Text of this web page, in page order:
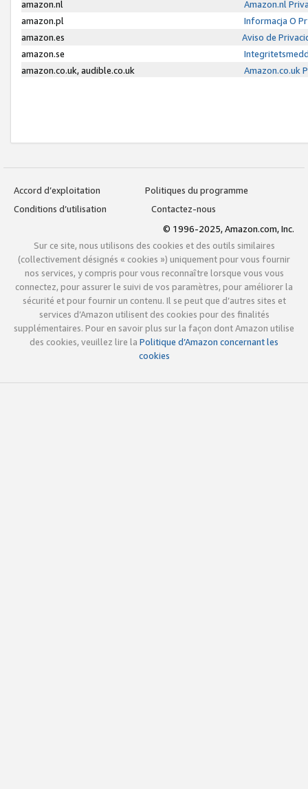
amazon.nl
Amazon.nl
amazon.pl
Informacja O
amazon.es
Aviso de
amazon.se
amazon.co.uk, audible.co.uk
Amazon.co.uk
Accord d’exploitation
Politiques du programme
Conditions d’utilisation
Contactez-nous
© 1996-2025, Amazon.com, Inc.
Sur ce site, nous utilisons des cookies et des outils similaires
(collectivement désignés « cookies ») uniquement pour vous fournir
nos services, y compris pour vous reconnaître lorsque vous vous
connectez, pour assurer le suivi de vos paramètres, pour améliorer la
sécurité et pour fournir un contenu. Il se peut que d’autres sites et
services d’Amazon utilisent des cookies pour des finalités
supplémentaires. Pour en savoir plus sur la façon dont Amazon utilise
des cookies, veuillez lire la Politique d’Amazon concernant les
cookies